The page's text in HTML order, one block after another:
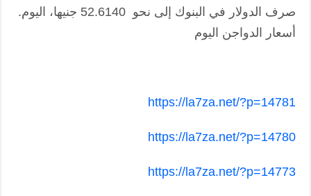
صرف الدولار في البنوك إلى نحو 52.6140 جنيها، اليوم.
أسعار الدواجن اليوم
https://la7za.net/?p=14781
https://la7za.net/?p=14780
https://la7za.net/?p=14773